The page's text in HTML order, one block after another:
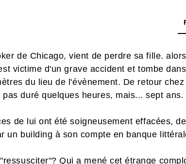
de Chicago, vient de perdre sa fille. alors
victime d'un grave accident et tombe
du lieu de l'évènement. De retour chez
duré quelques heures, mais... sept ans.
de lui ont été soigneusement effacées,
un building à son compte en banque
Qui a mené cet étrange